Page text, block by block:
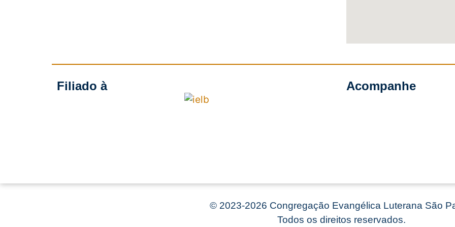
Filiado à Acompanhe
©2023-2026 Congregação Evangélica Luterana São
Todos os direitos reservados.